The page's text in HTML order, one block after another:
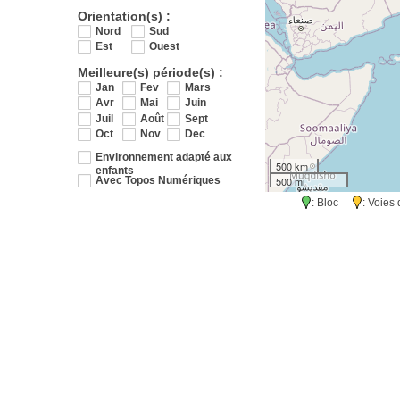
Orientation(s) :
Nord
Sud
Est
Ouest
Meilleure(s) période(s) :
Jan Fev
Mars
Avr
Mai
Juin
Juil
Août
Sept
Oct
Nov
Dec
Environnement adapté aux
enfants
Avec Topos Numériques
500 km
500 mi
: Bloc :